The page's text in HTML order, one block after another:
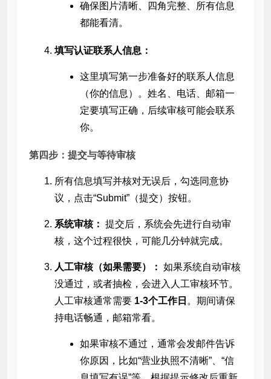
确保图片清晰、四角完整、所有信息
都能看清。
填写认证联系人信息：
这里填写第一步准备好的联系人信息
（你的信息）。姓名、电话、邮箱一
定要填写正确，后续审核可能会联系
你。
第四步：提交与等待审核
所有信息填写并核对无误后，勾选同意协
议，点击“Submit”（提交）按钮。
系统审核： 提交后，系统会先进行自动审
核，这个过程很快，可能几分钟就完成。
人工审核（如果需要）： 如果系统自动审核
没通过，或者抽检，会进入人工审核环节。
人工审核通常需要 1-3个工作日 。期间请保
持电话畅通，邮箱常看。
如果审核不通过，通常会发邮件告诉
你原因，比如“营业执照不清晰”、“信